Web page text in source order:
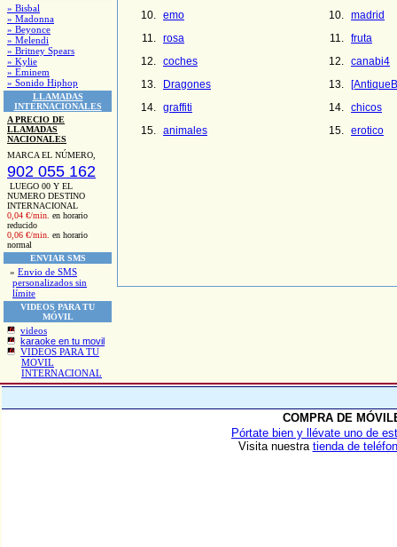
emo
rosa
coches
Dragones
graffiti
animales
madrid
fruta
canabi4
chicos
erotico
» Bisbal
» Madonna
» Beyonce
» Melendi
» Britney Spears
» Kylie
» Eminem
» Sonido Hiphop
LLAMADAS
INTERNACIONALES
A PRECIO DE
LLAMADAS
NACIONALES
MARCA EL NÚMERO,
902 055 162
LUEGO 00 Y EL
NUMERO DESTINO
INTERNACIONAL
0,04 €/min. en horario
reducido
0,06 €/min. en horario
normal
ENVIAR SMS
» Envio de SMS
personalizados sin
límite
VIDEOS PARA TU
MÓVIL
videos
karaoke en tu movil
VIDEOS PARA TU
MOVIL
INTERNACIONAL
COMPRA DE
Pórtate bien y llévate uno de
Visita nuestra tienda de